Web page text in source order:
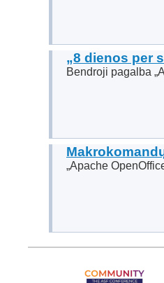
„8 dienos per
Bendroji pagalba
„Apache